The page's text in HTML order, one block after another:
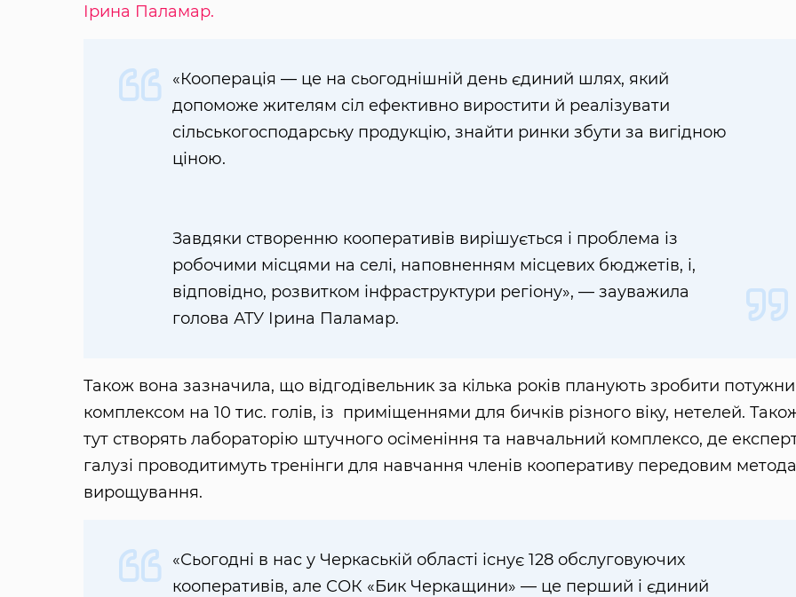
Ірина Паламар.
«Кооперація — це на сьогоднішній день єдиний шлях, який
допоможе жителям сіл ефективно виростити й реалізувати
сільськогосподарську продукцію, знайти ринки збути за вигідною
ціною.
Завдяки створенню кооперативів вирішується і проблема із
робочими місцями на селі, наповненням місцевих бюджетів, і,
відповідно, розвитком інфраструктури регіону», — зауважила
голова АТУ Ірина Паламар.
Також вона зазначила, що відгодівельник за кілька років планують зробити
комплексом на 10 тис. голів, із приміщеннями для бичків різного віку, нетелей.
тут створять лабораторію штучного осіменіння та навчальний комплексо, де
галузі проводитимуть тренінги для навчання членів кооперативу передовим
вирощування.
«Сьогодні в нас у Черкаській області існує 128 обслуговуючих
кооперативів, але СОК «Бик Черкащини» — це перший і єдиний